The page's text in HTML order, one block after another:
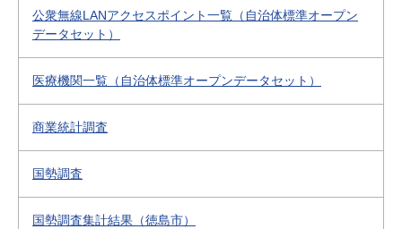
公衆無線LANアクセスポイント一覧（自治体標準オープン
データセット）
医療機関一覧（自治体標準オープンデータセット）
商業統計調査
国勢調査
国勢調査集計結果（徳島市）